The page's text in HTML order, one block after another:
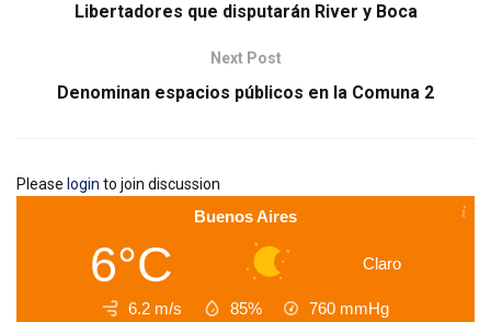
Libertadores que disputarán River y Boca
Next Post
Denominan espacios públicos en la Comuna 2
Please login to join discussion
Buenos Aires
6°C Claro
6.2 m/s 85% 760 mmHg